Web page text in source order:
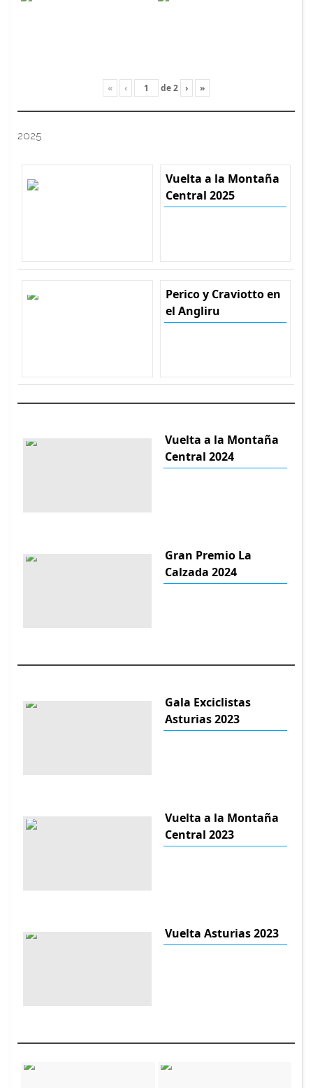
« ‹ de2 › »
2025
Vuelta a la Montaña
Central 2025
Perico y Craviotto en
el Angliru
Vuelta a la Montaña
Central 2024
Gran Premio La
Calzada 2024
Gala Exciclistas
Asturias 2023
Vuelta a la Montaña
Central 2023
Vuelta Asturias 2023